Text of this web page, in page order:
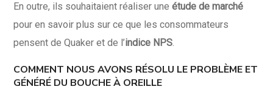
En outre, ils souhaitaient réaliser uneétude de marché
pour en savoir plus sur ce que les consommateurs
pensent de Quaker et de l’indice NPS.
COMMENT NOUS AVONS RÉSOLU LE PROBLÈME ET
GÉNÉRÉ DU BOUCHE À OREILLE